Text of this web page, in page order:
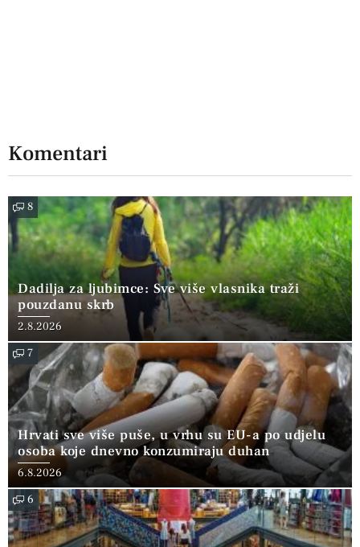
Komentari
8
Dadilja za ljubimce: Sve više vlasnika traži
pouzdanu skrb
2.8.2026
7
Hrvati sve više puše, u vrhu su EU-a po udjelu
osoba koje dnevno konzumiraju duhan
6.8.2026
6